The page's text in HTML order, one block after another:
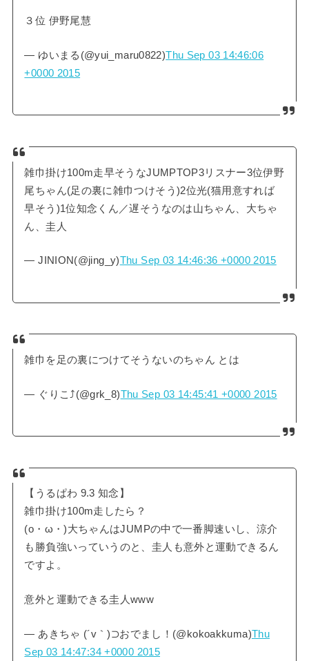
３位 伊野尾慧
— ゆいまる(@yui_maru0822)Thu Sep 03 14:46:06
+0000 2015
雑巾掛け100m走早そうなJUMPTOP3リスナー3位伊野
尾ちゃん(足の裏に雑巾つけそう)2位光(猫用意すれば
早そう)1位知念くん／遅そうなのは山ちゃん、大ちゃ
ん、圭人
— JINION(@jing_y)Thu Sep 03 14:46:36 +0000 2015
雑巾を足の裏につけてそうないのちゃん とは
— ぐりこ⤴︎(@grk_8)Thu Sep 03 14:45:41 +0000 2015
【うるぱわ 9.3 知念】
雑巾掛け100m走したら？
(o・ω・)大ちゃんはJUMPの中で一番脚速いし、涼介
も勝負強いっていうのと、圭人も意外と運動できるん
ですよ。
意外と運動できる圭人www
— あきちゃ (´v｀)⊃おでまし！(@kokoakkuma)Thu
Sep 03 14:47:34 +0000 2015